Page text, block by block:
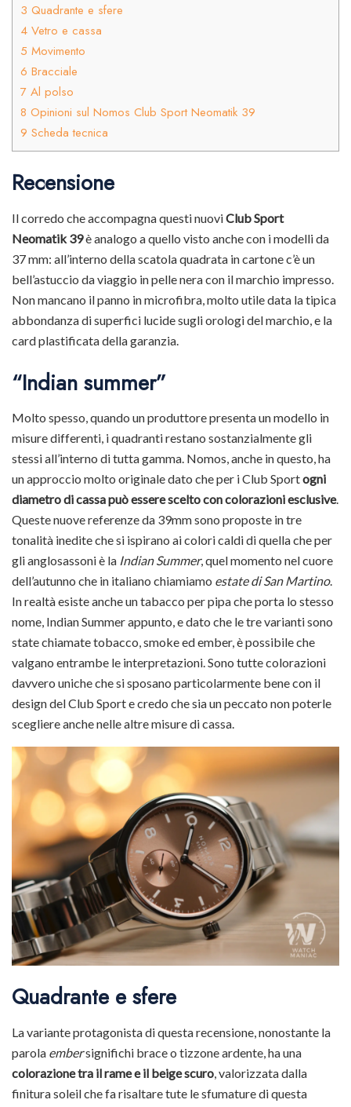
3 Quadrante e sfere
4 Vetro e cassa
5 Movimento
6 Bracciale
7 Al polso
8 Opinioni sul Nomos Club Sport Neomatik 39
9 Scheda tecnica
Recensione
Il corredo che accompagna questi nuoviClub Sport
Neomatik 39è analogo a quello visto anche con i modelli da
37 mm: all’interno della scatola quadrata in cartone c’è un
bell’astuccio da viaggio in pelle nera con il marchio impresso.
Non mancano il panno in microfibra, molto utile data la tipica
abbondanza di superfici lucide sugli orologi del marchio, e la
card plastificata della garanzia.
“Indian summer”
Molto spesso, quando un produttore presenta un modello in
misure differenti, i quadranti restano sostanzialmente gli
stessi all’interno di tutta gamma. Nomos, anche in questo, ha
un approccio molto originale dato che per i Club Sportogni
diametro di cassa può essere scelto con colorazioni esclusive.
Queste nuove referenze da 39mm sono proposte in tre
tonalità inedite che si ispirano ai colori caldi di quella che per
gli anglosassoni è la Indian Summer, quel momento nel cuore
dell’autunno che in italiano chiamiamo estate di San Martino.
In realtà esiste anche un tabacco per pipa che porta lo stesso
nome, Indian Summer appunto, e dato che le tre varianti sono
state chiamate tobacco, smoke ed ember, è possibile che
valgano entrambe le interpretazioni. Sono tutte colorazioni
davvero uniche che si sposano particolarmente bene con il
design del Club Sport e credo che sia un peccato non poterle
scegliere anche nelle altre misure di cassa.
Quadrante e sfere
La variante protagonista di questa recensione, nonostante la
parola embersignifichi brace o tizzone ardente, ha una
colorazione tra il rame e il beige scuro , valorizzata dalla
finitura soleil che fa risaltare tute le sfumature di questa